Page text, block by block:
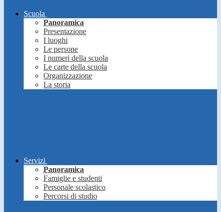
Scuola
Panoramica
Presentazione
I luoghi
Le persone
I numeri della scuola
Le carte della scuola
Organizzazione
La storia
Servizi
Panoramica
Famiglie e studenti
Personale scolastico
Percorsi di studio